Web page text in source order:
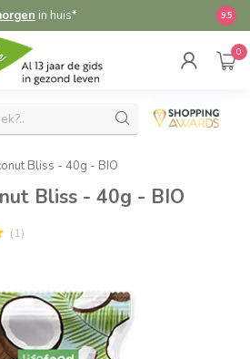
in huis* 9.5
0
Bliss - 40g - BIO
Bliss - 40g - BIO
(1)